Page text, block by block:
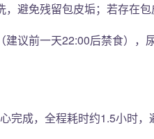
避免残留包皮垢；若存在包
议前一天22:00后禁食），
完成，全程耗时约1.5小时，